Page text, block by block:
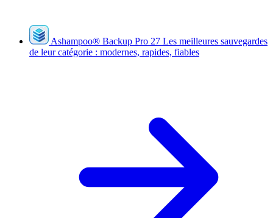
Ashampoo® Backup Pro 27 Les meilleures sauvegardes
de leur catégorie : modernes, rapides, fiables